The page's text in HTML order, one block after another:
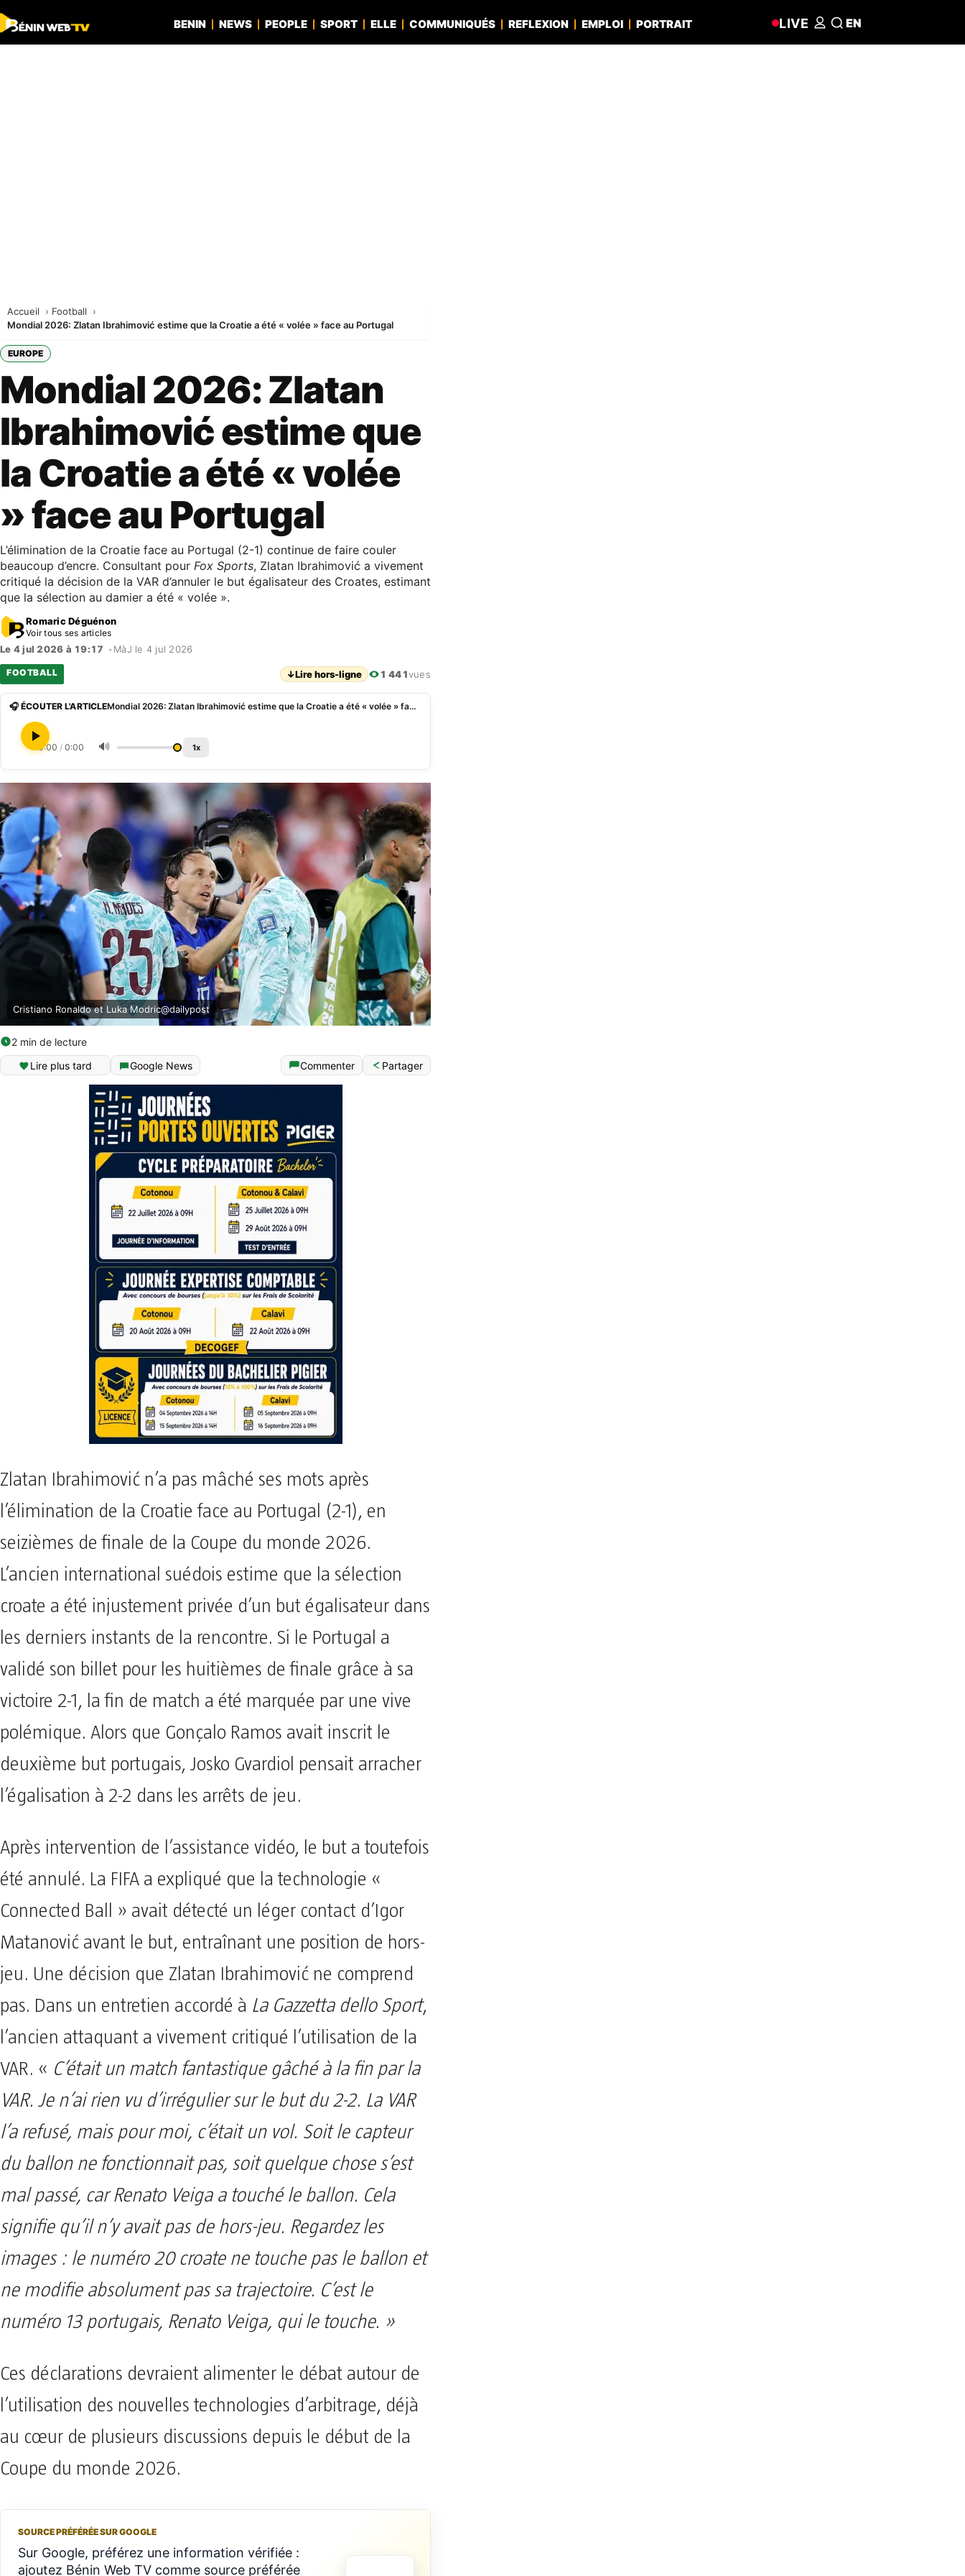
BENIN NEWS PEOPLE SPORT ELLE COMMUNIQUÉS REFLEXION EMPLOI PORTRAIT LIVE EN
Accueil
Football
Mondial 2026: Zlatan Ibrahimović estime que la Croatie a été « volée » face au Portugal
EUROPE
Mondial 2026: Zlatan
Ibrahimović estime que
la Croatie a été « volée
» face au Portugal
L’élimination de la Croatie face au Portugal (2-1) continue de faire couler
beaucoup d’encre. Consultant pour Fox Sports, Zlatan Ibrahimović a vivement
critiqué la décision de la VAR d’annuler le but égalisateur des Croates, estimant
que la sélection au damier a été « volée ».
Romaric Déguénon
Voir tous ses articles
Le 4 jul 2026 à 19:17 • MàJ le 4 jul 2026
FOOTBALL ↓Lire hors-ligne 1 441vues
🎧 ÉCOUTER L'ARTICLE Mondial 2026: Zlatan Ibrahimović estime que la Croatie a été « volée » face au Portugal
0:00 / 0:00 🔊 1x
Cristiano Ronaldo et Luka Modric@dailypost
2 min de lecture
Lire plus tard
Google News Commenter Partager
Zlatan Ibrahimović n’a pas mâché ses mots après
l’élimination de la Croatie face au Portugal (2-1), en
seizièmes de finale de la Coupe du monde 2026.
L’ancien international suédois estime que la sélection
croate a été injustement privée d’un but égalisateur dans
les derniers instants de la rencontre. Si le Portugal a
validé son billet pour les huitièmes de finale grâce à sa
victoire 2-1, la fin de match a été marquée par une vive
polémique. Alors que Gonçalo Ramos avait inscrit le
deuxième but portugais, Josko Gvardiol pensait arracher
l’égalisation à 2-2 dans les arrêts de jeu.
Après intervention de l’assistance vidéo, le but a toutefois
été annulé. La FIFA a expliqué que la technologie «
Connected Ball » avait détecté un léger contact d’Igor
Matanović avant le but, entraînant une position de hors-
jeu. Une décision que Zlatan Ibrahimović ne comprend
pas. Dans un entretien accordé à La Gazzetta dello Sport,
l’ancien attaquant a vivement critiqué l’utilisation de la
VAR. « C’était un match fantastique gâché à la fin par la
VAR. Je n’ai rien vu d’irrégulier sur le but du 2-2. La VAR
l’a refusé, mais pour moi, c’était un vol. Soit le capteur
du ballon ne fonctionnait pas, soit quelque chose s’est
mal passé, car Renato Veiga a touché le ballon. Cela
signifie qu’il n’y avait pas de hors-jeu. Regardez les
images : le numéro 20 croate ne touche pas le ballon et
ne modifie absolument pas sa trajectoire. C’est le
numéro 13 portugais, Renato Veiga, qui le touche. »
Ces déclarations devraient alimenter le débat autour de
l’utilisation des nouvelles technologies d’arbitrage, déjà
au cœur de plusieurs discussions depuis le début de la
Coupe du monde 2026.
SOURCE PRÉFÉRÉE SUR GOOGLE
Sur Google, préférez une information vérifiée :
ajoutez Bénin Web TV comme source préférée